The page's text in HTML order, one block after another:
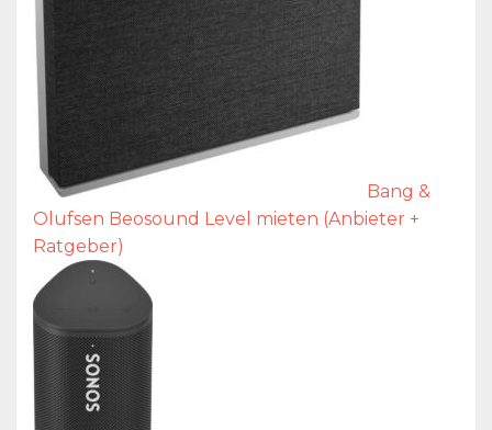
Bang &
Olufsen Beosound Level mieten (Anbieter +
Ratgeber)